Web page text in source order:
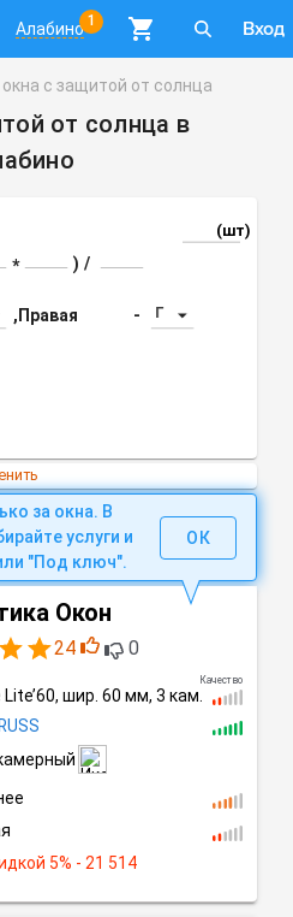
Алабино 1 Вход
окна с защитой от солнца
от солнца в
(шт)
* ) /
, Правая - Г
за окна. В
услуги и
"Под ключ".
ОК
Окон
24 0
Качество
шир. 60 мм, 3 кам.
5% - 21 514